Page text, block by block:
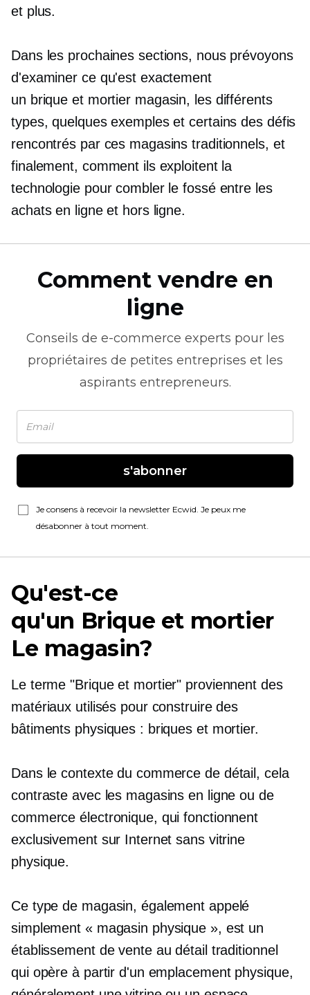
et plus.
Dans les prochaines sections, nous prévoyons
d'examiner ce qu'est exactement
un brique et mortier magasin, les différents
types, quelques exemples et certains des défis
rencontrés par ces magasins traditionnels, et
finalement, comment ils exploitent la
technologie pour combler le fossé entre les
achats en ligne et hors ligne.
Comment vendre en
ligne
Conseils de e-commerce experts pour les
propriétaires de petites entreprises et les
aspirants entrepreneurs.
s'abonner
Je consens à recevoir la newsletter Ecwid. Je peux me
désabonner à tout moment.
Qu'est-ce
qu'un Brique et mortier
Le magasin?
Le terme"Brique et mortier" proviennent des
matériaux utilisés pour construire des
bâtiments physiques : briques et mortier.
Dans le contexte du commerce de détail, cela
contraste avec les magasins en ligne ou de
commerce électronique, qui fonctionnent
exclusivement sur Internet sans vitrine
physique.
Ce type de magasin, également appelé
simplement « magasin physique », est un
établissement de vente au détail traditionnel
qui opère à partir d'un emplacement physique,